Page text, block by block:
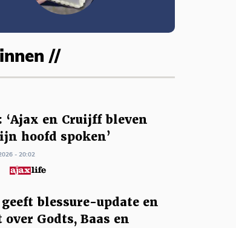
//
‘Ajax en Cruijff bleven
hoofd spoken’
- 20:02
blessure-update en
over Godts, Baas en